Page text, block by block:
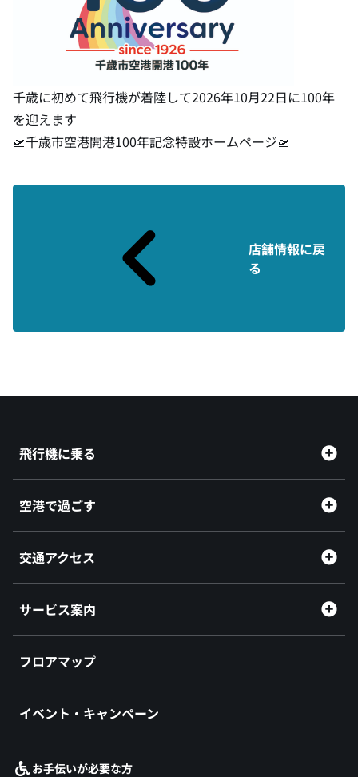
千歳に初めて飛行機が着陸して2026年10月22日に100年
を迎えます
🛫千歳市空港開港100年記念特設ホームページ🛫
店舗情報に戻
る
飛行機に乗る
空港で過ごす
交通アクセス
サービス案内
フロアマップ
イベント・キャンペーン
お手伝いが必要な方